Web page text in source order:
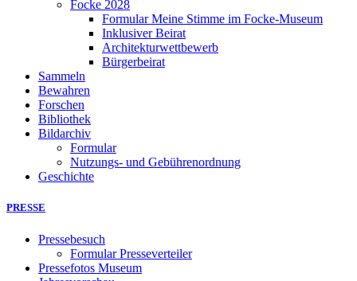
Focke 2028
Formular Meine Stimme im Focke-Museum
Inklusiver Beirat
Architekturwettbewerb
Bürgerbeirat
Sammeln
Bewahren
Forschen
Bibliothek
Bildarchiv
Formular
Nutzungs- und Gebührenordnung
Geschichte
PRESSE
Pressebesuch
Formular Presseverteiler
Pressefotos Museum